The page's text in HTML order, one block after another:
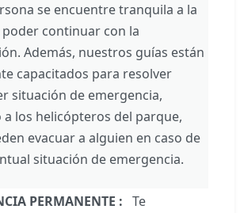
se encuentre tranquila a la
continuar con la
Además, nuestros guías están
capacitados para resolver
situación de emergencia,
a los helicópteros del parque,
evacuar a alguien en caso de
situación de emergencia.
PERMANENTE : Te